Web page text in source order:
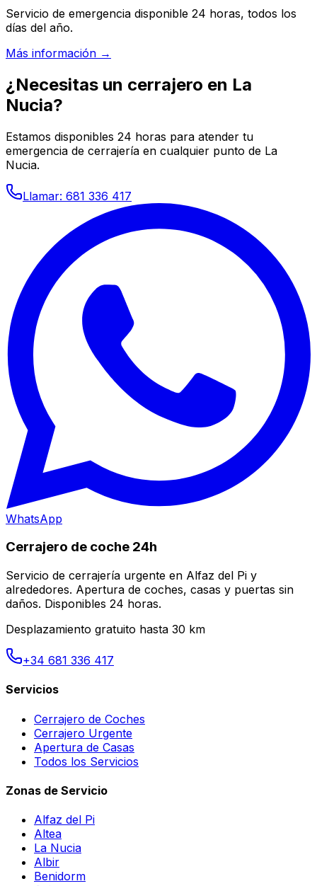
Servicio de emergencia disponible 24 horas, todos los
días del año.
Más información →
¿Necesitas un cerrajero en La
Nucia?
Estamos disponibles 24 horas para atender tu
emergencia de cerrajería en cualquier punto de La
Nucia.
Llamar: 681 336 417
WhatsApp
Cerrajero de coche 24h
Servicio de cerrajería urgente en Alfaz del Pi y
alrededores. Apertura de coches, casas y puertas sin
daños. Disponibles 24 horas.
Desplazamiento gratuito hasta 30 km
+34 681 336 417
Servicios
Cerrajero de Coches
Cerrajero Urgente
Apertura de Casas
Todos los Servicios
Zonas de Servicio
Alfaz del Pi
Altea
La Nucia
Albir
Benidorm